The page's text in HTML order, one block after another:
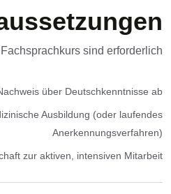
sind erforderlich:
über Deutschkenntnisse ab
Ausbildung (oder laufendes
Anerkennungsverfahren)
zur aktiven, intensiven Mitarbeit